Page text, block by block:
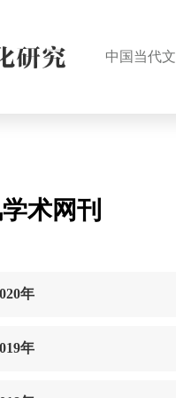
中国当代
术网刊
年
年